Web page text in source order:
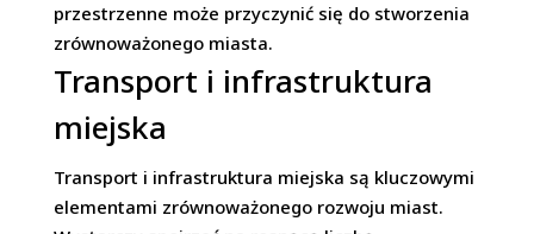
przestrzenne może przyczynić się do stworzenia
zrównoważonego miasta.
Transport i infrastruktura
miejska
Transport i infrastruktura miejska są kluczowymi
elementami zrównoważonego rozwoju miast.